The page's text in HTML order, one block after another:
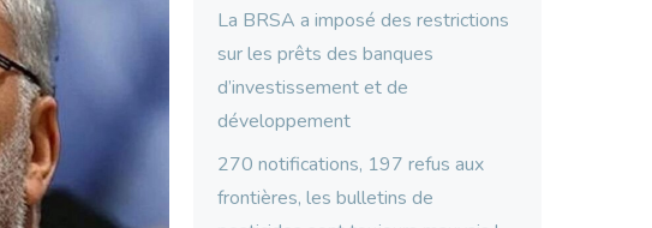
La BRSA a imposé des restrictions
sur les prêts des banques
d’investissement et de
développement
270 notifications, 197 refus aux
frontières, les bulletins de